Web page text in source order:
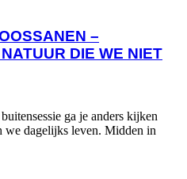
–
DIE WE NIET
ga je anders kijken
we dagelijks leven. Midden in